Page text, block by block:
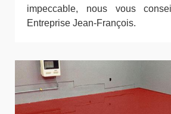
impeccable, nous vous
Entreprise Jean-François.